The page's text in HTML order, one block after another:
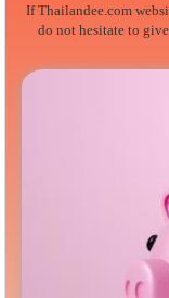
If Thailandee.com
do not hesitate to